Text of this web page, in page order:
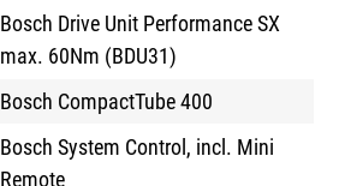
Bosch Drive Unit Performance SX
max. 60Nm (BDU31)
Bosch CompactTube 400
Bosch System Control, incl. Mini
Remote